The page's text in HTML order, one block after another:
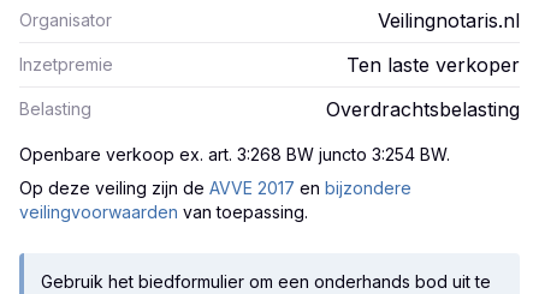
Organisator Veilingnotaris.nl
Inzetpremie Ten laste verkoper
Belasting Overdrachtsbelasting
Openbare verkoop ex. art. 3:268 BW juncto 3:254 BW.
Op deze veiling zijn de AVVE 2017 en bijzondere
veilingvoorwaarden van toepassing.
Gebruik het biedformulier om een onderhands bod uit te